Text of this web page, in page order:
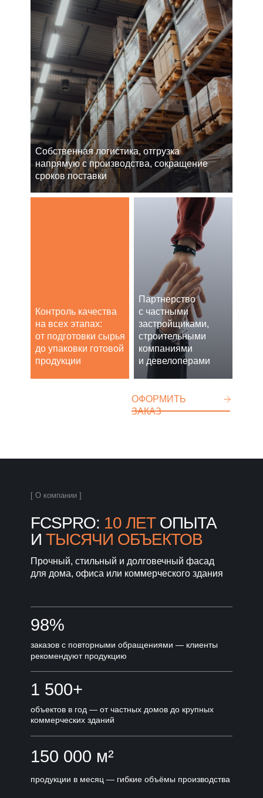
Контроль качества
на всех этапах:
от подготовки сырья
до упаковки готовой
продукции
Cобственная логистика, отгрузка
напрямую с производства, сокращение
сроков поставки
Партнерство
с частными
застройщиками,
строительными
компаниями
и девелоперами
ОФОРМИТЬ
ЗАКАЗ
FCSPRO: 10 ЛЕТОПЫТА
И ТЫСЯЧИ ОБЪЕКТОВ
Прочный, стильный и долговечный фасад
для дома, офиса или коммерческого здания
98%
заказов с повторными обращениями — клиенты
рекомендуют продукцию
1 500+
объектов в год — от частных домов до крупных
коммерческих зданий
150 000 м²
продукции в месяц — гибкие объёмы производства
[ О компании ]